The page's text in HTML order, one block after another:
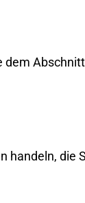
handeln, die